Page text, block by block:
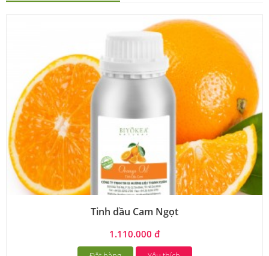
Tinh dầu Cam Ngọt
1.110.000 đ